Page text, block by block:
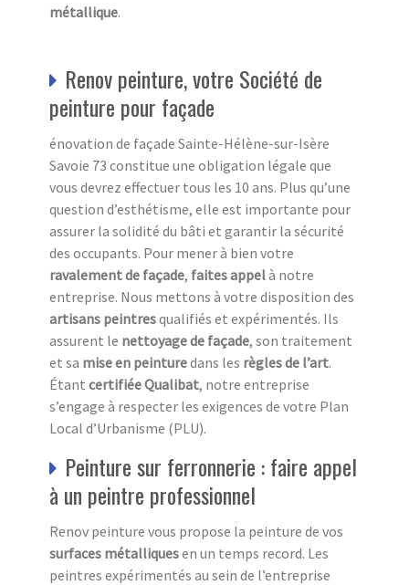
métallique.
Renov peinture, votre Société de
peinture pour façade
énovation de façade Sainte-Hélène-sur-Isère
Savoie 73 constitue une obligation légale que
vous devrez effectuer tous les 10 ans. Plus qu’une
question d’esthétisme, elle est importante pour
assurer la solidité du bâti et garantir la sécurité
des occupants. Pour mener à bien votre
ravalement de façade, faites appelà notre
entreprise. Nous mettons à votre disposition des
artisans peintresqualifiés et expérimentés. Ils
assurent le nettoyage de façade, son traitement
et sa mise en peinturedans les règles de l’art.
Étant certifiée Qualibat, notre entreprise
s’engage à respecter les exigences de votre Plan
Local d’Urbanisme (PLU).
Peinture sur ferronnerie : faire appel
à un peintre professionnel
Renov peinture vous propose la peinture de vos
surfaces métalliquesen un temps record. Les
peintres expérimentés au sein de l’entreprise